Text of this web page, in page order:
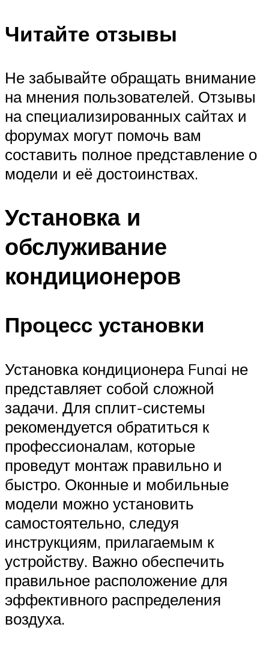
Читайте отзывы
Не забывайте обращать внимание
на мнения пользователей. Отзывы
на специализированных сайтах и
форумах могут помочь вам
составить полное представление о
модели и её достоинствах.
Установка и
обслуживание
кондиционеров
Процесс установки
Установка кондиционера Funai не
представляет собой сложной
задачи. Для сплит-системы
рекомендуется обратиться к
профессионалам, которые
проведут монтаж правильно и
быстро. Оконные и мобильные
модели можно установить
самостоятельно, следуя
инструкциям, прилагаемым к
устройству. Важно обеспечить
правильное расположение для
эффективного распределения
воздуха.